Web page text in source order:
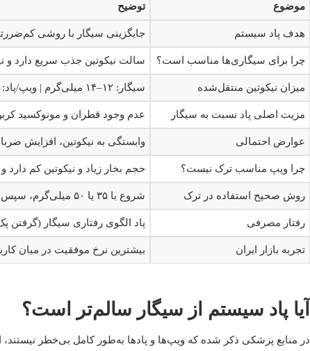
موضوع توضیح
هدف پاد سیستم جایگزینی سیگار با روشی
چرا برای سیگاری‌ها مناسب است؟ سالت نیکوتین جذب سریع دارد و
میزان نیکوتین منتقل‌شده سیگار: ۱۲–۱۴ میلی‌گرم | ویپ/پاد: حدود ۳ میلی‌گرم | قلیان: ۶–۴۸ میلی‌گرم
مزیت اصلی پاد نسبت به سیگار عدم وجود قطران و مونوکسید
عوارض احتمالی وابستگی به نیکوتین، افزایش
چرا ویپ مناسب ترک نیست؟ حجم بخار زیاد و نیکوتین کم
روش صحیح استفاده در ترک شروع با ۳۵ یا ۵۰ میلی‌گرم، سپس کاهش مرحله‌ای به ۲۵، ۲۰، ۱۰ و نهایتاً نیکوتین صفر
رفتار مصرفی پاد الگوی رفتاری سیگار
تجربه بازار ایران بیشترین نرخ موفقیت در میان
آیا پاد سیستم از سیگار سالم‌تر است؟
در منابع پزشکی ذکر شده که ویپ‌ها و پادها به‌طور کامل بی‌خطر نیستند،